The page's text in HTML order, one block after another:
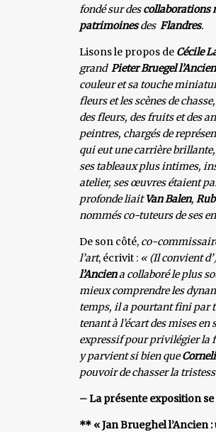
fondé sur descollaborations
patrimoinesdes Flandres.
Lisons le propos de Cécile
grand Pieter Bruegel l’Ancien
couleur et sa touche
fleurs et les scènes de
des fleurs, des fruits et des
peintres, chargés de
qui eut une carrière
ses tableaux plus intimes,
atelier, ses œuvres étaient
profonde liaitVan Balen,
nommés co-tuteurs de ses
De son côté, co-
l’art, écrivit : « (Il convient
l’Anciena collaboré le plus
mieux comprendre les
temps, il a pourtant fini par
tenant à l’écart des mises
expressif pour privilégier la
y parvient si bien que
pouvoir de chasser la
– La présente exposition
** « Jan Brueghel l’Ancien